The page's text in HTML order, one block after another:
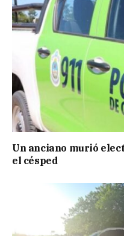
Un anciano murió
el césped